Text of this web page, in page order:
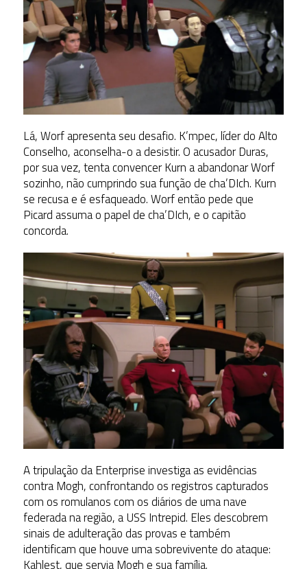
Lá, Worf apresenta seu desafio. K’mpec, líder do Alto
Conselho, aconselha-o a desistir. O acusador Duras,
por sua vez, tenta convencer Kurn a abandonar Worf
sozinho, não cumprindo sua função de cha’DIch. Kurn
se recusa e é esfaqueado. Worf então pede que
Picard assuma o papel de cha’DIch, e o capitão
concorda.
A tripulação da Enterprise investiga as evidências
contra Mogh, confrontando os registros capturados
com os romulanos com os diários de uma nave
federada na região, a USS Intrepid. Eles descobrem
sinais de adulteração das provas e também
identificam que houve uma sobrevivente do ataque:
Kahlest, que servia Mogh e sua família.